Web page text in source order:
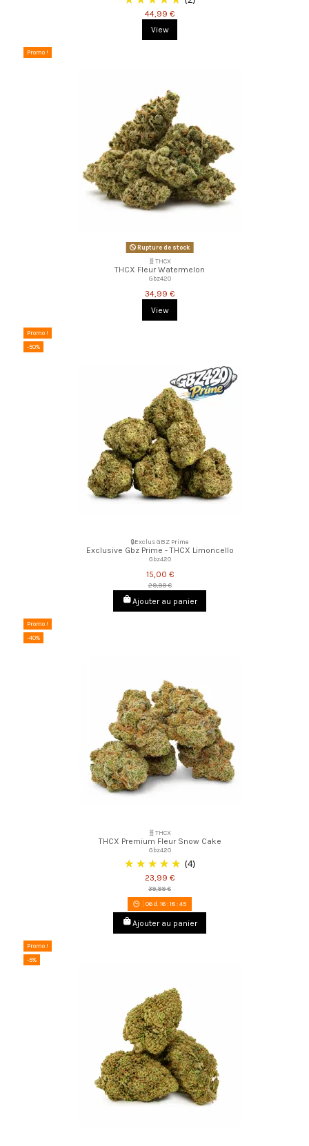
44,99 €
View
Promo !
Rupture de stock
🧬THCX
THCX Fleur Watermelon
Gbz420
34,99 €
View
Promo !
-50%
🔒Exclus GBZ Prime
Exclusive Gbz Prime - THCX Limoncello
Gbz420
15,00 €
29,99 €
Ajouter au panier
Promo !
-40%
🧬THCX
THCX Premium Fleur Snow Cake
Gbz420
(4)
23,99 €
39,99 €
06d. 16:18:44
Ajouter au panier
Promo !
-5%